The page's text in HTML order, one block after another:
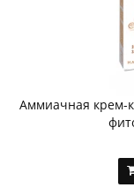
Аммиачная крем-